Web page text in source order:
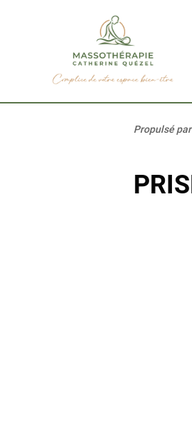
Propulsé par